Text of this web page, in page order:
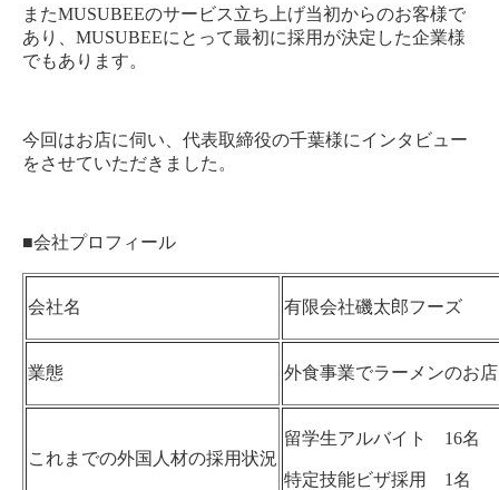
またMUSUBEEのサービス立ち上げ当初からのお客様で
あり、MUSUBEEにとって最初に採用が決定した企業様
でもあります。
今回はお店に伺い、代表取締役の千葉様にインタビュー
をさせていただきました。
■会社プロフィール
会社名 有限会社磯太郎フーズ
業態 外食事業でラーメンのお
これまでの外国人材の採用状況
留学生アルバイト 16名
特定技能ビザ採用 1名